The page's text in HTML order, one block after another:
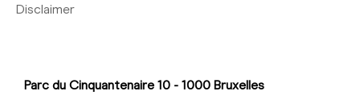
Disclaimer
Parc du Cinquantenaire 10 - 1000 Bruxelles